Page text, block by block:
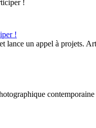
!
lance un appel à projets.